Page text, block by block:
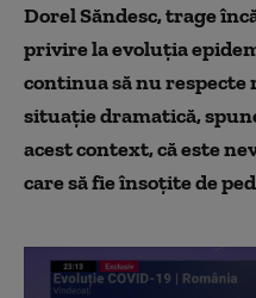
Dorel Săndesc, trage
privire la evoluția
continua să nu
situație dramatică,
acest context, că este
care să fie însoțite de